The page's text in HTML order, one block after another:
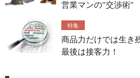
営業マンの"交渉術"
特集
商品力だけでは生き
最後は接客力！